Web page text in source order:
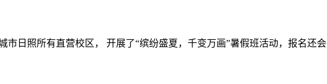
日照所有直营校区， 开展了“缤纷盛夏，千变万画”暑假班活动，报名还